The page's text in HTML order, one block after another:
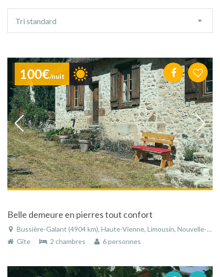
tri
Tri standard
100€/nuit
Belle demeure en pierres tout confort
Bussière-Galant (4904 km), Haute-Vienne, Limousin, Nouvelle-Aquitaine, France
Gîte
2 chambres 6 personnes